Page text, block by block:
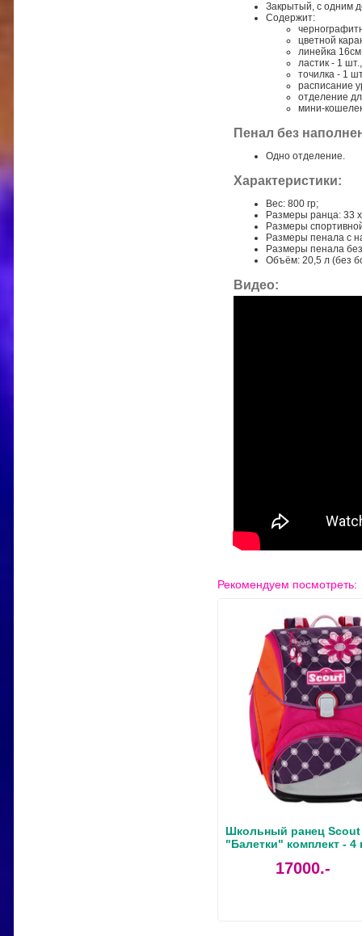
Закрытый, с одним
Содержит:
цветной
линейка
ластик - 1 шт.,
точилка - 1
расписание
отделение
мини-
Пенал без
Одно отделение.
Характеристики:
Вес: 800 гр;
Размеры ранца: 33
Размеры
Размеры пенала с
Размеры пенала
Объём: 20,5 л (без
Видео:
Рекомендуем посмотреть:
Школьный ранец Scout
"Балетки" комплект - 4
17000.-